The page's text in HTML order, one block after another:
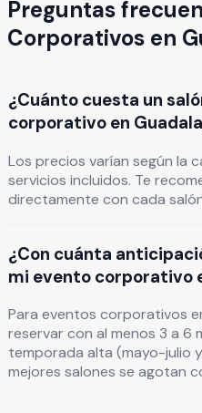
Preguntas
Corporativos en
¿Cuánto cuesta un
corporativo en
Los precios varían según la
servicios incluidos. Te
directamente con cada
¿Con cuánta
mi evento corporativo
Para eventos corporativos
reservar con al menos 3 a 6
temporada alta (mayo-julio
mejores salones se agotan